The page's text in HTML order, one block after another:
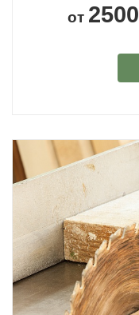
от 2500